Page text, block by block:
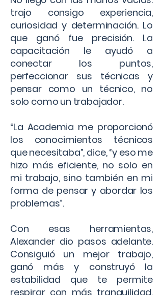
trajo consigo experiencia,
curiosidad y determinación. Lo
que ganó fue precisión. La
capacitación le ayudó a
conectar los puntos,
perfeccionar sus técnicas y
pensar como un técnico, no
solo como un trabajador.
“La Academia me proporcionó
los conocimientos técnicos
que necesitaba”, dice, “y eso me
hizo más eficiente, no solo en
mi trabajo, sino también en mi
forma de pensar y abordar los
problemas”.
Con esas herramientas,
Alexander dio pasos adelante.
Consiguió un mejor trabajo,
ganó más y construyó la
estabilidad que te permite
respirar con más tranquilidad.